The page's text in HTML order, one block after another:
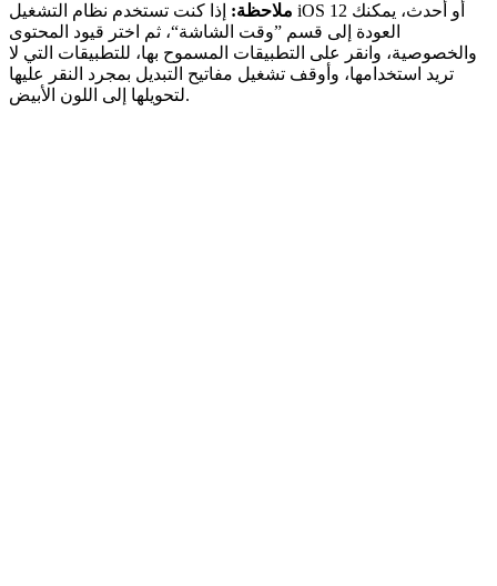
ملاحظة: إذا كنت تستخدم نظام التشغيل iOS 12 أو أحدث، يمكنك
العودة إلى قسم ”وقت الشاشة“، ثم اختر قيود المحتوى
والخصوصية، وانقر على التطبيقات المسموح بها، للتطبيقات التي لا
تريد استخدامها، وأوقف تشغيل مفاتيح التبديل بمجرد النقر عليها
لتحويلها إلى اللون الأبيض.